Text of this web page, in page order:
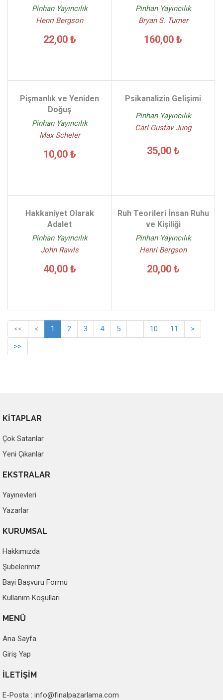
Pinhan Yayıncılık
Henri Bergson
22,00 ₺
Pinhan Yayıncılık
Bryan S. Turner
160,00 ₺
Pişmanlık ve Yeniden
Doğuş
Pinhan Yayıncılık
Max Scheler
10,00 ₺
Psikanalizin Gelişimi
Pinhan Yayıncılık
Carl Gustav Jung
35,00 ₺
Hakkaniyet Olarak
Adalet
Pinhan Yayıncılık
John Rawls
40,00 ₺
Ruh Teorileri İnsan Ruhu
ve Kişiliği
Pinhan Yayıncılık
Henri Bergson
20,00 ₺
<< < 1 2 3 4 5 ... 10 11
>
>>
KİTAPLAR
Çok Satanlar
Yeni Çıkanlar
EKSTRALAR
Yayınevleri
Yazarlar
KURUMSAL
Hakkımızda
Şubelerimiz
Bayi Başvuru Formu
Kullanım Koşulları
MENÜ
Ana Sayfa
Giriş Yap
İLETİŞİM
E-Posta : info@finalpazarlama.com